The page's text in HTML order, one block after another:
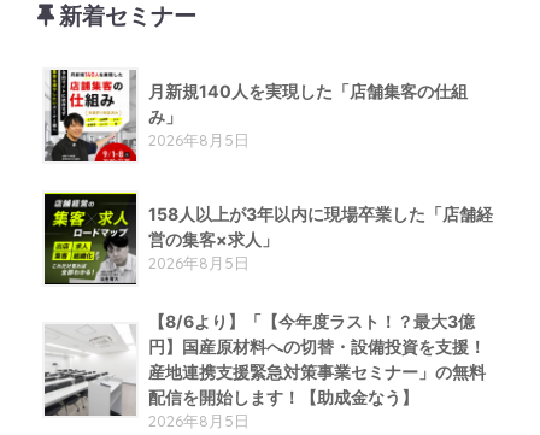
新着セミナー
月新規140人を実現した「店舗集客の仕組
み」
2026年8月5日
158人以上が3年以内に現場卒業した「店舗経
営の集客×求人」
2026年8月5日
【8/6より】「【今年度ラスト！？最大3億
円】国産原材料への切替・設備投資を支援！
産地連携支援緊急対策事業セミナー」の無料
配信を開始します！【助成金なう】
2026年8月5日